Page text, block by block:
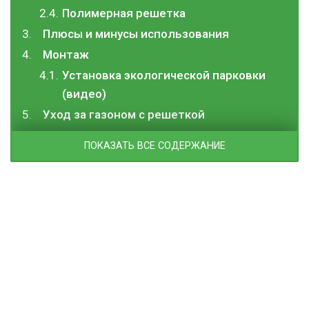
Полимерная решетка
Плюсы и минусы использования
Монтаж
Установка экологической парковки
(видео)
Уход за газоном с решеткой
ПОКАЗАТЬ ВСЕ СОДЕРЖАНИЕ